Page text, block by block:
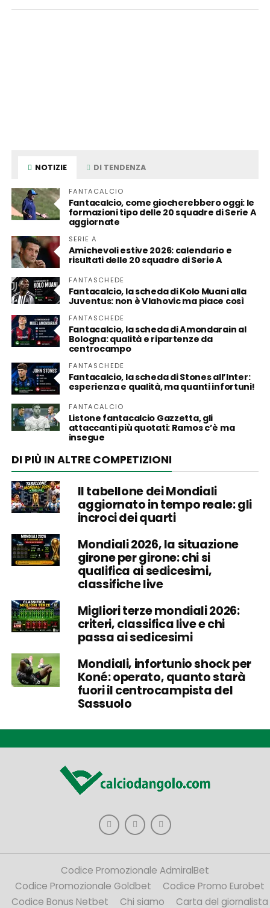
NOTIZIE DI TENDENZA
FANTACALCIO
Fantacalcio, come giocherebbero oggi: le
formazioni tipo delle 20 squadre di Serie A
aggiornate
SERIE A
Amichevoli estive 2026: calendario e
risultati delle 20 squadre di Serie A
FANTASCHEDE
Fantacalcio, la scheda di Kolo Muani alla
Juventus: non è Vlahovic ma piace così
FANTASCHEDE
Fantacalcio, la scheda di Amondarain al
Bologna: qualità e ripartenze da
centrocampo
FANTASCHEDE
Fantacalcio, la scheda di Stones all’Inter:
esperienza e qualità, ma quanti infortuni!
FANTACALCIO
Listone fantacalcio Gazzetta, gli
attaccanti più quotati: Ramos c’è ma
insegue
DI PIÙ IN ALTRE COMPETIZIONI
Il tabellone dei Mondiali
aggiornato in tempo reale: gli
incroci dei quarti
Mondiali 2026, la situazione
girone per girone: chi si
qualifica ai sedicesimi,
classifiche live
Migliori terze mondiali 2026:
criteri, classifica live e chi
passa ai sedicesimi
Mondiali, infortunio shock per
Koné: operato, quanto starà
fuori il centrocampista del
Sassuolo
Codice Promozionale AdmiralBet
Codice Promozionale Goldbet
Codice Promo Eurobet
Codice Bonus Netbet
Chi siamo Carta del giornalista